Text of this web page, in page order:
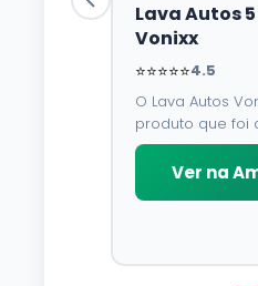
Lava Autos
Vonixx
⭐⭐⭐⭐⭐4.5
O Lava Autos
produto que foi
para limpar,
conservar a
Por possuir pH
Ver na